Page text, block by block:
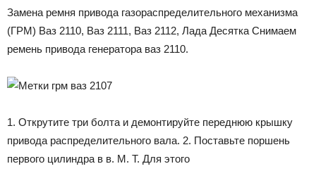
Замена ремня привода газораспределительного механизма
(ГРМ) Ваз 2110, Ваз 2111, Ваз 2112, Лада Десятка Снимаем
ремень привода генератора ваз 2110.
1. Открутите три болта и демонтируйте переднюю крышку
привода распределительного вала. 2. Поставьте поршень
первого цилиндра в в. М. Т. Для этого